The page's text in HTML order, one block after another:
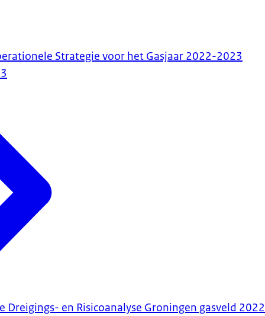
Strategie voor het Gasjaar 2022-2023
Dreigings- en Risicoanalyse Groningen gasveld